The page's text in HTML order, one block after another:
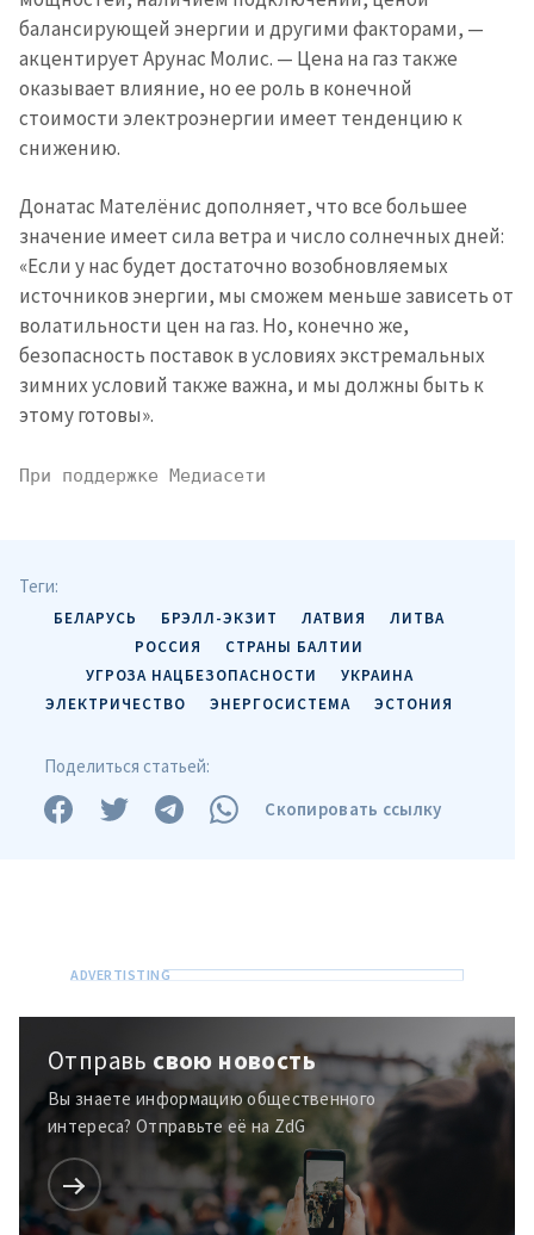
балансирующей энергии и другими факторами, —
акцентирует Арунас Молис. — Цена на газ также
оказывает влияние, но ее роль в конечной
стоимости электроэнергии имеет тенденцию к
снижению.
Донатас Мателёнис дополняет, что все большее
значение имеет сила ветра и число солнечных дней:
«Если у нас будет достаточно возобновляемых
источников энергии, мы сможем меньше зависеть от
волатильности цен на газ. Но, конечно же,
безопасность поставок в условиях экстремальных
зимних условий также важна, и мы должны быть к
этому готовы».
При поддержке Медиасети
Теги:
БЕЛАРУСЬ БРЭЛЛ-ЭКЗИТ ЛАТВИЯ
ЛИТВА
РОССИЯ
СТРАНЫ БАЛТИИ
УГРОЗА НАЦБЕЗОПАСНОСТИ
УКРАИНА
ЭЛЕКТРИЧЕСТВО
ЭНЕРГОСИСТЕМА ЭСТОНИЯ
Поделиться статьей:
Скопировать ссылку
Отправь свою новость
Вы знаете информацию общественного
интереса? Отправьте её на ZdG